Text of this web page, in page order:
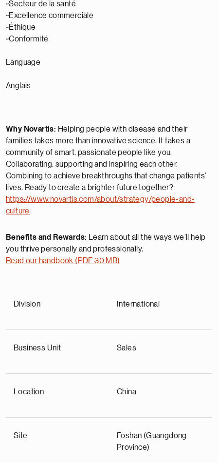
~Secteur de la santé
~Excellence commerciale
~Éthique
~Conformité
Language
Anglais
Why Novartis: Helping people with disease and their
families takes more than innovative science. It takes a
community of smart, passionate people like you.
Collaborating, supporting and inspiring each other.
Combining to achieve breakthroughs that change patients’
lives. Ready to create a brighter future together?
https://www.novartis.com/about/strategy/people-and-
culture
Benefits and Rewards: Learn about all the ways we’ll help
you thrive personally and professionally.
Read our handbook (PDF 30 MB)
Division International
Business Unit Sales
Location China
Site
Foshan (Guangdong
Province)